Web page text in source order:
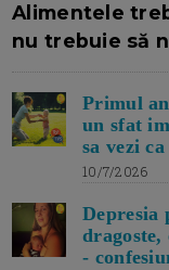
Alimentele
nu trebuie să
Primul
un sfat
sa vezi
10/7/2026
Depresia
-